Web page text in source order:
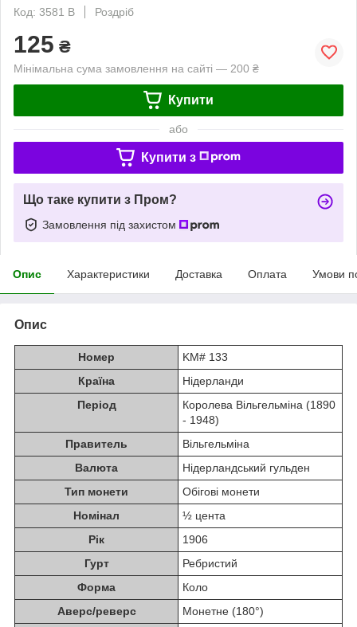
Код: 3581 B
Роздріб
125 ₴
Мінімальна сума замовлення на сайті — 200 ₴
Купити
або
Купити з
Що таке купити з Пром?
Замовлення під захистом
Опис Характеристики Доставка Оплата Умови
Опис
Номер
KM# 133
Країна
Нідерланди
Період
Королева Вільгельміна (1890
- 1948)
Правитель
Вільгельміна
Валюта
Нідерландський гульден
Тип монети
Обігові монети
Номінал
½ цента
Рік
1906
Гурт
Ребристий
Форма
Коло
Аверс/реверс
Монетне (180°)